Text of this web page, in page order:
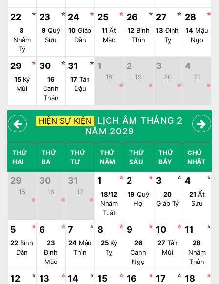
22 ☆
8
Nhâm
Tý
23 ☆
9 Quý
Sửu
24 ☆
10 Giáp
Dần
25 ☆
11 Ất
Mão
26 ☆
12Bính
Thìn
27 ☆
13 Đinh
Tỵ
28 ☆
14Mậu
Ngọ
29 ☆
15Kỷ
Mùi
30 ☆
16
Canh
Thân
31 ☆
17Tân
Dậu
1
18
●
2
19
●
3
20
●
4
21
●
HIỆN SỰ KIỆN
LỊCH ÂM THÁNG 2
NĂM 2029
THỨ
HAI
THỨ
BA
THỨ
TƯ
THỨ
NĂM
THỨ
SÁU
THỨ
BẢY
CHỦ
NHẬT
29
15
●
30
16
●
31
17
●
1 ☆
18/12
Nhâm
Tuất
2 ☆
19 Quý
Hợi
3 ☆
20
Giáp Tý
4 ☆
21 Ất
Sửu
5 ☆
22 Bính
Dần
6 ☆
23
Đinh
Mão
7 ☆
24Mậu
Thìn
8 ☆
25 Kỷ
Tỵ
9 ☆
26
Canh
Ngọ
10 ☆
27Tân
Mùi
11 ☆
28
Nhâm
Thân
12 ☆ 13 ☆ 14 ☆ 15 ☆ 16 ☆ 17 ☆ 18 ☆